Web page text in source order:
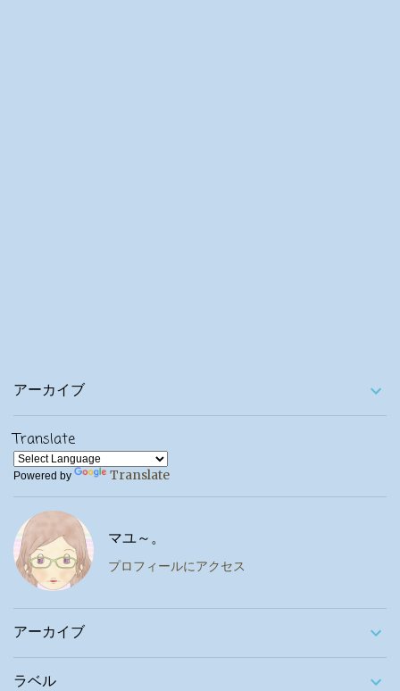
アーカイブ
Translate
Powered by Translate
マユ～。
プロフィールにアクセス
アーカイブ
ラベル